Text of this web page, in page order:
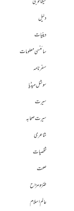
دلیل
دینیات
سائنسی معلومات
سفرنامہ
سوشل میڈیا
سیرت
سیرت صحابہ
شاعری
شخصیات
صحت
طنز و مزاح
عالم اسلام